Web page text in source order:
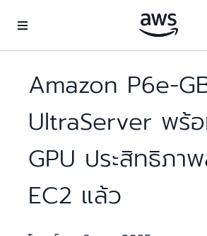
Amazon P6e-
UltraServer พร้อ
GPU ประสิทธิภา
EC2 แล้ว